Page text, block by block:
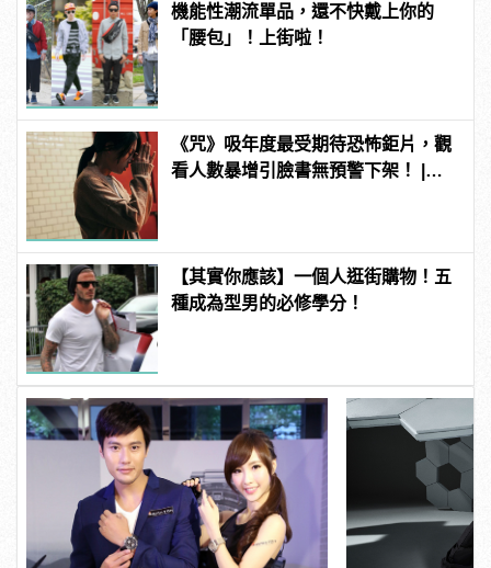
機能性潮流單品，還不快戴上你的
「腰包」！上街啦！
《咒》吸年度最受期待恐怖鉅片，觀
看人數暴增引臉書無預警下架！ |
【其實你應該】一個人逛街購物！五
種成為型男的必修學分！